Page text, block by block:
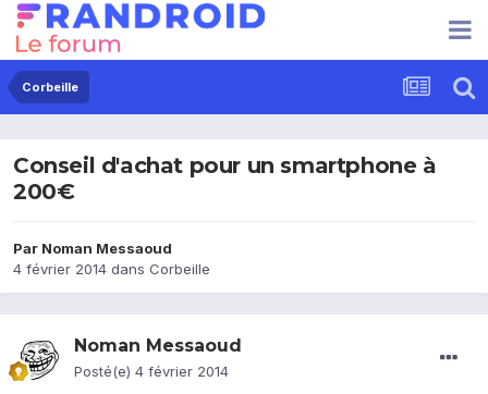
Corbeille
Conseil d'achat pour un smartphone à
200€
Par Noman Messaoud
4 février 2014 dans Corbeille
Noman Messaoud
Posté(e) 4 février 2014